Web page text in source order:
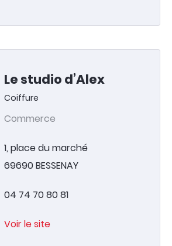
Le studio d’Alex
Coiffure
Commerce
1, place du marché
69690 BESSENAY
04 74 70 80 81
Voir le site
04 74 70 80 07
Actualités